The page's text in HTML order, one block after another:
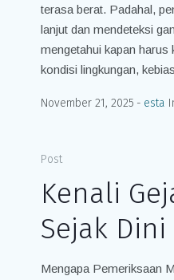
terasa berat. Padahal,
lanjut dan mendeteksi
mengetahui kapan harus
kondisi lingkungan,
November 21, 2025 esta
Post
Kenali
Sejak
Mengapa Pemeriksaan